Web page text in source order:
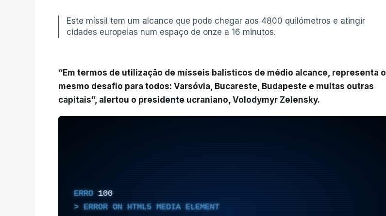
Este míssil tem um alcance que pode chegar aos 4800 quilómetros e atingir
cidades europeias num espaço de onze a 16 minutos.
“Em termos de utilização de mísseis balísticos de médio alcance, representa o
mesmo desafio para todos: Varsóvia, Bucareste, Budapeste e muitas outras
capitais”, alertou o presidente ucraniano, Volodymyr Zelensky.
ERRO 100
ERROR ON HTML5 MEDIA ELEMENT